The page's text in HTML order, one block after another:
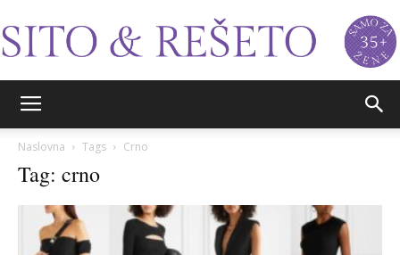
Naslovna Tags Crno
Tag: crno